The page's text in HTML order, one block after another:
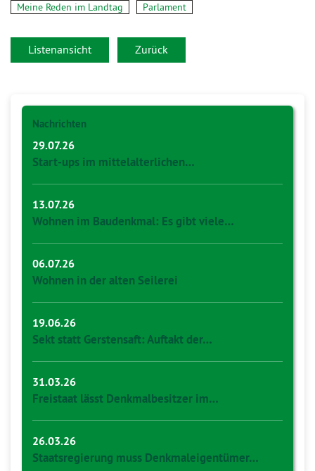
Meine Reden im Landtag Parlament
Listenansicht Zurück
Nachrichten
29.07.26
Start-ups im mittelalterlichen…
13.07.26
Wohnen im Baudenkmal: Es gibt viele…
06.07.26
Wohnen in der alten Seilerei
19.06.26
Sekt statt Gerstensaft: Auftakt der…
31.03.26
Freistaat lässt Denkmalbesitzer im…
26.03.26
Staatsregierung muss Denkmaleigentümer…